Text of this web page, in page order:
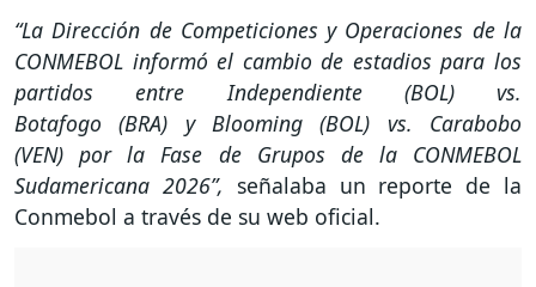
“La Dirección de Competiciones y Operaciones de la
CONMEBOL informó el cambio de estadios para los
partidos entre Independiente (BOL) vs.
Botafogo (BRA) y Blooming (BOL) vs. Carabobo
(VEN) por la Fase de Grupos de la CONMEBOL
Sudamericana 2026”, señalaba un reporte de la
Conmebol a través de su web oficial.